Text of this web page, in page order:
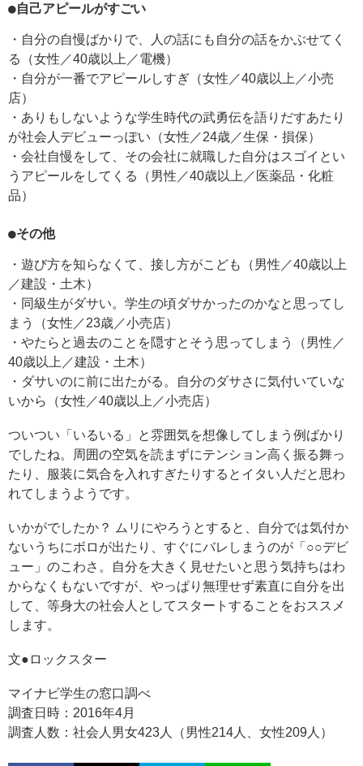
●自己アピールがすごい
・自分の自慢ばかりで、人の話にも自分の話をかぶせてく
る（女性／40歳以上／電機）
・自分が一番でアピールしすぎ（女性／40歳以上／小売
店）
・ありもしないような学生時代の武勇伝を語りだすあたり
が社会人デビューっぽい（女性／24歳／生保・損保）
・会社自慢をして、その会社に就職した自分はスゴイとい
うアピールをしてくる（男性／40歳以上／医薬品・化粧
品）
●その他
・遊び方を知らなくて、接し方がこども（男性／40歳以上
／建設・土木）
・同級生がダサい。学生の頃ダサかったのかなと思ってし
まう（女性／23歳／小売店）
・やたらと過去のことを隠すとそう思ってしまう（男性／
40歳以上／建設・土木）
・ダサいのに前に出たがる。自分のダサさに気付いていな
いから（女性／40歳以上／小売店）
ついつい「いるいる」と雰囲気を想像してしまう例ばかり
でしたね。周囲の空気を読まずにテンション高く振る舞っ
たり、服装に気合を入れすぎたりするとイタい人だと思わ
れてしまうようです。
いかがでしたか？ ムリにやろうとすると、自分では気付か
ないうちにボロが出たり、すぐにバレしまうのが「○○デビ
ュー」のこわさ。自分を大きく見せたいと思う気持ちはわ
からなくもないですが、やっぱり無理せず素直に自分を出
して、等身大の社会人としてスタートすることをおススメ
します。
文●ロックスター
マイナビ学生の窓口調べ
調査日時：2016年4月
調査人数：社会人男女423人（男性214人、女性209人）